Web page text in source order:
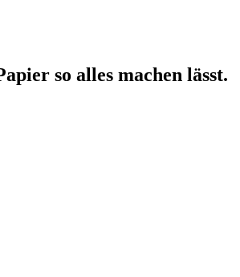
so alles machen lässt.